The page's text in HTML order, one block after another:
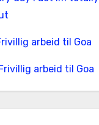
arbeid til Goa
Frivillig arbeid til Goa